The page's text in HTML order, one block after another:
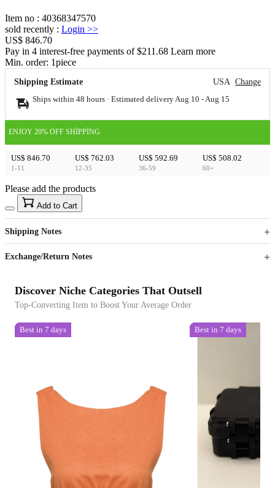
Item no : 40368347570
sold recently : Login >>
US$ 846.70
Pay in 4 interest-free payments of $211.68 Learn more
Min. order: 1piece
Shipping Estimate USA Change
Ships within 48 hours · Estimated delivery Aug 10 - Aug 15
ENJOY 20% OFF SHIPPING
US$ 846.70
1-11
US$ 762.03
12-35
US$ 592.69
36-59
US$ 508.02
60+
US$40
Sign up to your membership to get coupons up to
15%
Opportunity to enjoy order discount up to 15% off
Please add the products
Add to Cart
Shipping Notes
Exchange/Return Notes
Discover Niche Categories That Outsell
Top-Converting Item to Boost Your Average Order
Best in 7 days Best in 7 days